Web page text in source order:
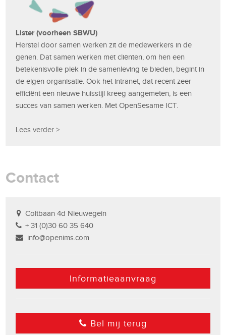
Lister (voorheen SBWU)
Herstel door samen werken zit de medewerkers in de
genen. Dat samen werken met cliënten, om hen een
betekenisvolle plek in de samenleving te bieden, begint in
de eigen organisatie. Ook het intranet, dat recent zeer
efficiënt een nieuwe huisstijl kreeg aangemeten, is een
succes van samen werken. Met OpenSesame ICT.
Lees verder >
Contact
Coltbaan 4d Nieuwegein
+ 31 (0)30 60 35 640
info@openims.com
Informatieaanvraag
Bel mij terug